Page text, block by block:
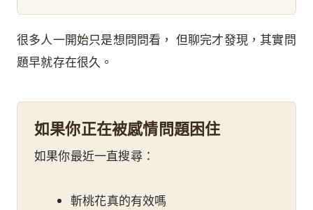
很多人一開始只是想問問看， 但聊完才發現，其實問
題早就存在很久。
如果你正在被感情問題困住
如果你最近一直搜尋：
斬桃花真的有效嗎